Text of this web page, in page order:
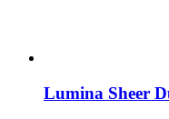
Lumina Sheer